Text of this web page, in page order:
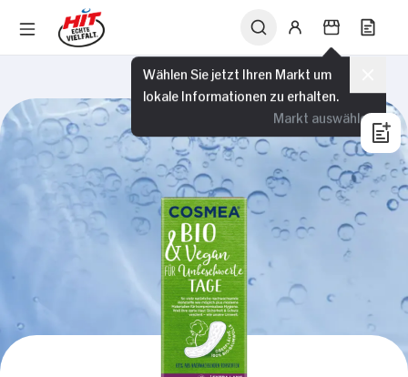
Wählen Sie jetzt Ihren Markt um
lokale Informationen zu erhalten.
Markt auswählen